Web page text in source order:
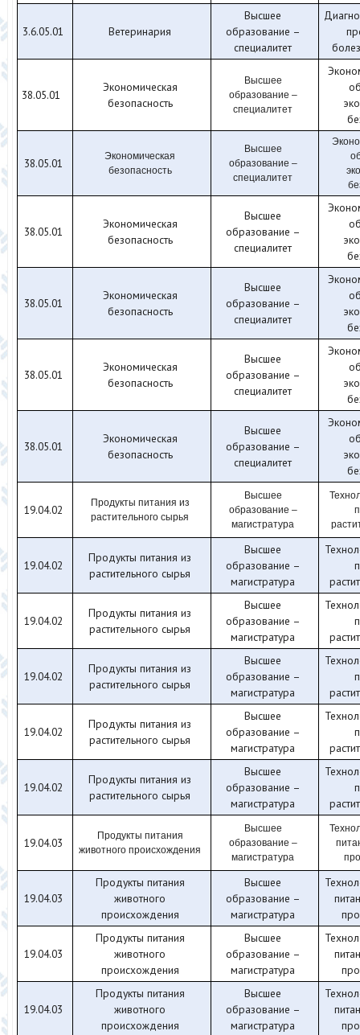
3.6.05.01 Ветеринария
Высшее
образование –
специалитет
38.05.01
Экономическая
безопасность
Высшее
образование –
специалитет
38.05.01
Экономическая
безопасность
Высшее
образование –
специалитет
38.05.01
Экономическая
безопасность
Высшее
образование –
специалитет
38.05.01
Экономическая
безопасность
Высшее
образование –
специалитет
38.05.01
Экономическая
безопасность
Высшее
образование –
специалитет
38.05.01
Экономическая
безопасность
Высшее
образование –
специалитет
19.04.02
Продукты питания из
растительного сырья
Высшее
образование –
магистратура
19.04.02
Продукты питания из
растительного сырья
Высшее
образование –
магистратура
19.04.02
Продукты питания из
растительного сырья
Высшее
образование –
магистратура
19.04.02
Продукты питания из
растительного сырья
Высшее
образование –
магистратура
19.04.02
Продукты питания из
растительного сырья
Высшее
образование –
магистратура
19.04.02
Продукты питания из
растительного сырья
Высшее
образование –
магистратура
19.04.03
Продукты питания
животного происхождения
Высшее
образование –
магистратура
19.04.03
Продукты питания
животного
происхождения
Высшее
образование –
магистратура
19.04.03
Продукты питания
животного
происхождения
Высшее
образование –
магистратура
19.04.03
Продукты питания
животного
происхождения
Высшее
образование –
магистратура